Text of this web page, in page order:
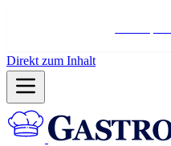
Direkt zum Inhalt